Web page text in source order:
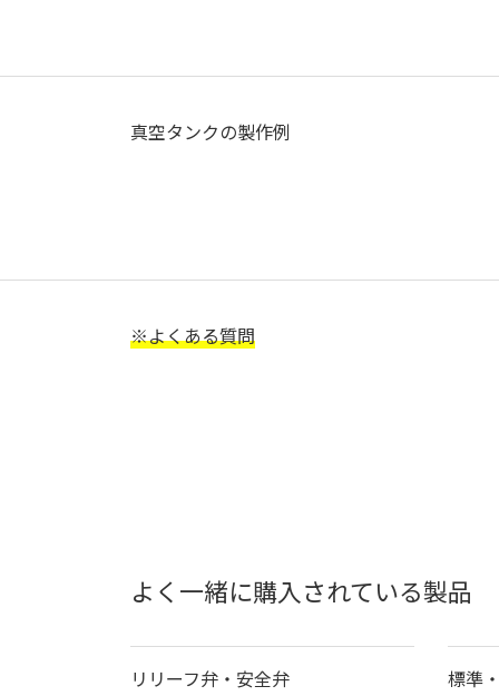
真空タンクの製作例
※よくある質問
よく一緒に購入されている製品
リリーフ弁・安全弁 標準